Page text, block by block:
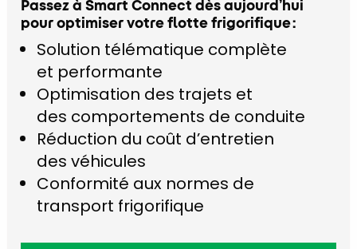
Passez à Smart Connect dès aujourd’hui
pour optimiser votre flotte frigorifique :
Solution télématique complète
et performante
Optimisation des trajets et
des comportements de conduite
Réduction du coût d’entretien
des véhicules
Conformité aux normes de
transport frigorifique